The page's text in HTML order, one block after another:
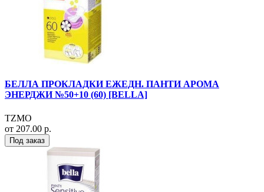
БЕЛЛА ПРОКЛАДКИ ЕЖЕДН. ПАНТИ АРОМА
ЭНЕРДЖИ №50+10 (60) [BELLA]
TZMO
от 207.00 р.
Под заказ